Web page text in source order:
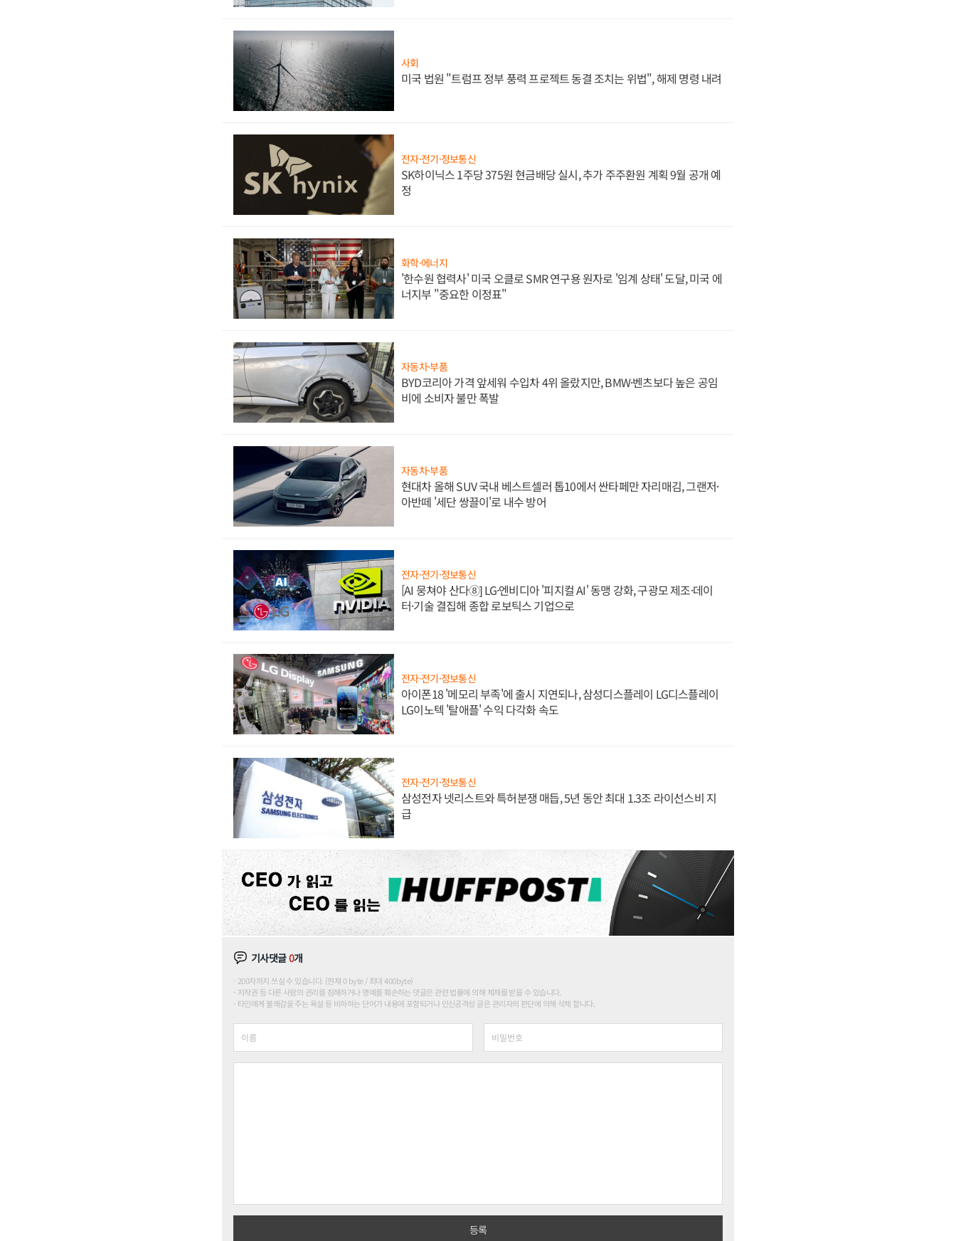
사회
미국 법원 "트럼프 정부 풍력 프로젝트 동결 조치는 위법", 해제 명령 내려
전자·전기·정보통신
SK하이닉스 1주당 375원 현금배당 실시, 추가 주주환원 계획 9월 공개 예
정
화학·에너지
'한수원 협력사' 미국 오클로 SMR 연구용 원자로 '임계 상태' 도달, 미국 에
너지부 "중요한 이정표"
자동차·부품
BYD코리아 가격 앞세워 수입차 4위 올랐지만, BMW·벤츠보다 높은 공임
비에 소비자 불만 폭발
자동차·부품
현대차 올해 SUV 국내 베스트셀러 톱10에서 싼타페만 자리매김, 그랜저·
아반떼 '세단 쌍끌이'로 내수 방어
전자·전기·정보통신
[AI 뭉쳐야 산다⑧] LG·엔비디아 '피지컬 AI' 동맹 강화, 구광모 제조·데이
터·기술 결집해 종합 로보틱스 기업으로
전자·전기·정보통신
아이폰18 '메모리 부족'에 출시 지연되나, 삼성디스플레이 LG디스플레이
LG이노텍 '탈애플' 수익 다각화 속도
전자·전기·정보통신
삼성전자 넷리스트와 특허분쟁 매듭, 5년 동안 최대 1.3조 라이선스비 지
급
기사댓글0개
200자까지 쓰실 수 있습니다. (현재 0 byte / 최대 400byte)
저작권 등 다른 사람의 권리를 침해하거나 명예를 훼손하는 댓글은 관련 법률에 의해 제재를 받을 수 있습니다.
타인에게 불쾌감을 주는 욕설 등 비하하는 단어가 내용에 포함되거나 인신공격성 글은 관리자의 판단에 의해 삭제 합니다.